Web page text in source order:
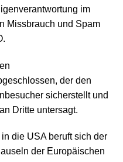
im
Missbrauch und Spam
der den
sicherstellt und
Dritte untersagt.
die USA beruft sich der
der Europäischen